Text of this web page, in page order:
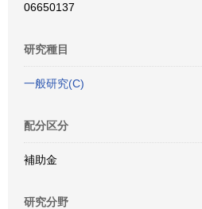
06650137
研究種目
一般研究(C)
配分区分
補助金
研究分野